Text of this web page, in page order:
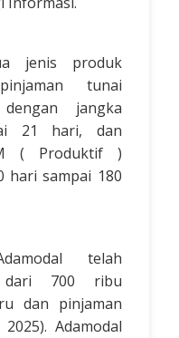
jenis produk
tunai
jangka
21 hari, dan
( Produktif )
hari sampai 180
telah
dari 700 ribu
dan pinjaman
Adamodal